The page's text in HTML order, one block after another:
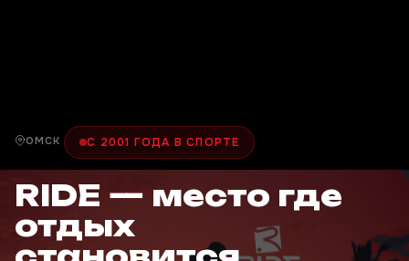
ОМСК С 2001 ГОДА В СПОРТЕ
RIDE — место где
отдых